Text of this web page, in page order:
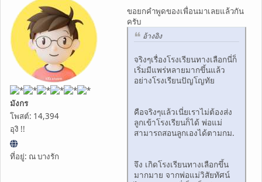
มังกร
โพสต์: 14,394
อุงิ !!
ที่อยู่: ณ บางรัก
ขอยกคำพูดของเพื่อนมาเลยแล้วกัน
ครับ
อ้างอิง
จริงๆเรื่องโรงเรียนทางเลือกนี่ก็
เริ่มมีแพร่หลายมากขึ้นแล้ว
อย่างโรงเรียนปัญโญทัย
คือจริงๆแล้วเนี่ยเราไม่ต้องส่ง
ลูกเข้าโรงเรียนก็ได้ พ่อแม่
สามารถสอนลูกเองได้ตามกม.
จึง เกิดโรงเรียนทางเลือกขึ้น
มากมาย จากพ่อแม่วิสัยทัศน์